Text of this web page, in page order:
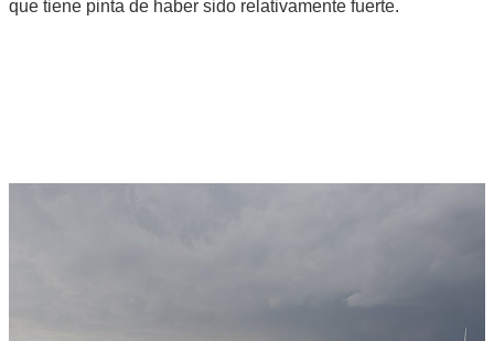
que tiene pinta de haber sido relativamente fuerte.